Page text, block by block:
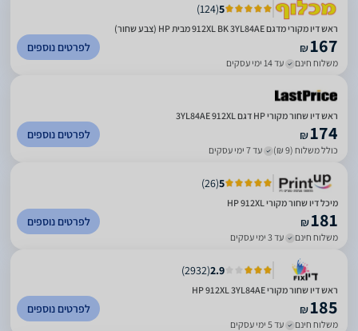
5
(
124
)
ראש דיו מקורי מדגם 912XL BK 3YL84AE מבית HP (צבע שחור)
₪167
משלוח חינם עד 14 ימי עסקים
לפרטים נוספים
ראש דיו שחור מקורי HP דגם 3YL84AE 912XL
₪174
כולל משלוח (9 ₪) עד 7 ימי עסקים
לפרטים נוספים
5
(
26
)
מיכל דיו שחור מקורי HP 912XL
₪181
משלוח חינם עד 3 ימי עסקים
לפרטים נוספים
2.9
(
2932
)
‏ראש דיו שחור מקורי HP 912XL 3YL84AE
₪185
משלוח חינם עד 5 ימי עסקים
לפרטים נוספים